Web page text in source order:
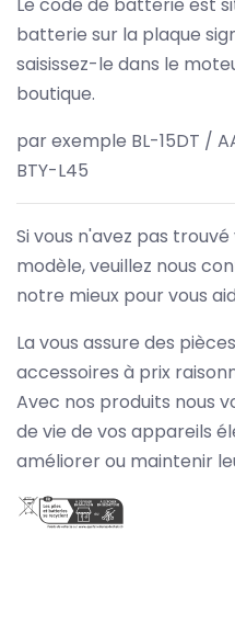
batterie sur la plaque
saisissez-le dans le
boutique.
par exemple BL-15DT /
BTY-L45
Si vous n'avez pas
modèle, veuillez nous
notre mieux pour vous
La vous assure des
accessoires à prix
Avec nos produits nous
de vie de vos appareils
améliorer ou maintenir